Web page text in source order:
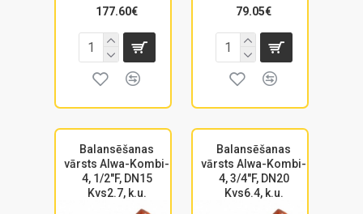
177.60€ 79.05€
Balansēšanas
vārsts Alwa-Kombi-
4, 1/2"F, DN15
Kvs2.7, k.u.
Balansēšanas
vārsts Alwa-Kombi-
4, 3/4"F, DN20
Kvs6.4, k.u.